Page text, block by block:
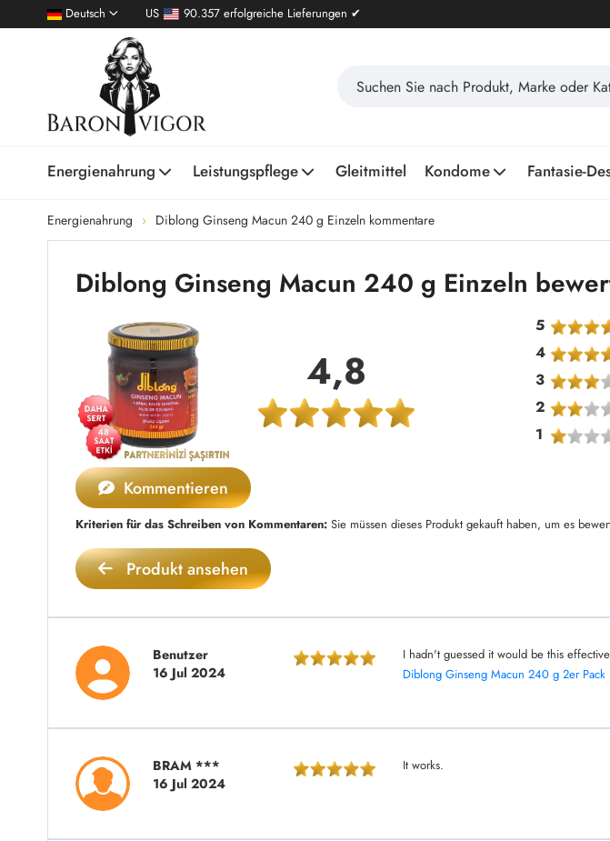
Deutsch US 90.357 erfolgreiche Lieferungen ✔
Energienahrung Leistungspflege Gleitmittel Kondome Fantasie-
Energienahrung Diblong Ginseng Macun 240 g Einzeln kommentare
Diblong Ginseng Macun 240 g Einzeln
4,8
5
4
3
2
1
Kommentieren
Kriterien für das Schreiben von Kommentaren: Sie müssen dieses Produkt gekauft haben, um es
Produkt ansehen
Benutzer
16 Jul 2024
I hadn't guessed it would be this
Diblong Ginseng Macun 240 g 2er Pack
BRAM ***
16 Jul 2024
It works.